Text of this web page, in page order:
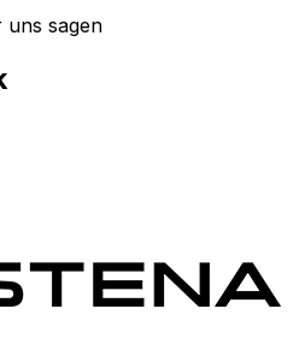
uns sagen